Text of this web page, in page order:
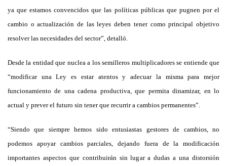
ya que estamos convencidos que las políticas públicas que pugnen por el
cambio o actualización de las leyes deben tener como principal objetivo
resolver las necesidades del sector”, detalló.
Desde la entidad que nuclea a los semilleros multiplicadores se entiende que
“modificar una Ley es estar atentos y adecuar la misma para mejor
funcionamiento de una cadena productiva, que permita dinamizar, en lo
actual y prever el futuro sin tener que recurrir a cambios permanentes”.
“Siendo que siempre hemos sido entusiastas gestores de cambios, no
podemos apoyar cambios parciales, dejando fuera de la modificación
importantes aspectos que contribuirán sin lugar a dudas a una distorsión